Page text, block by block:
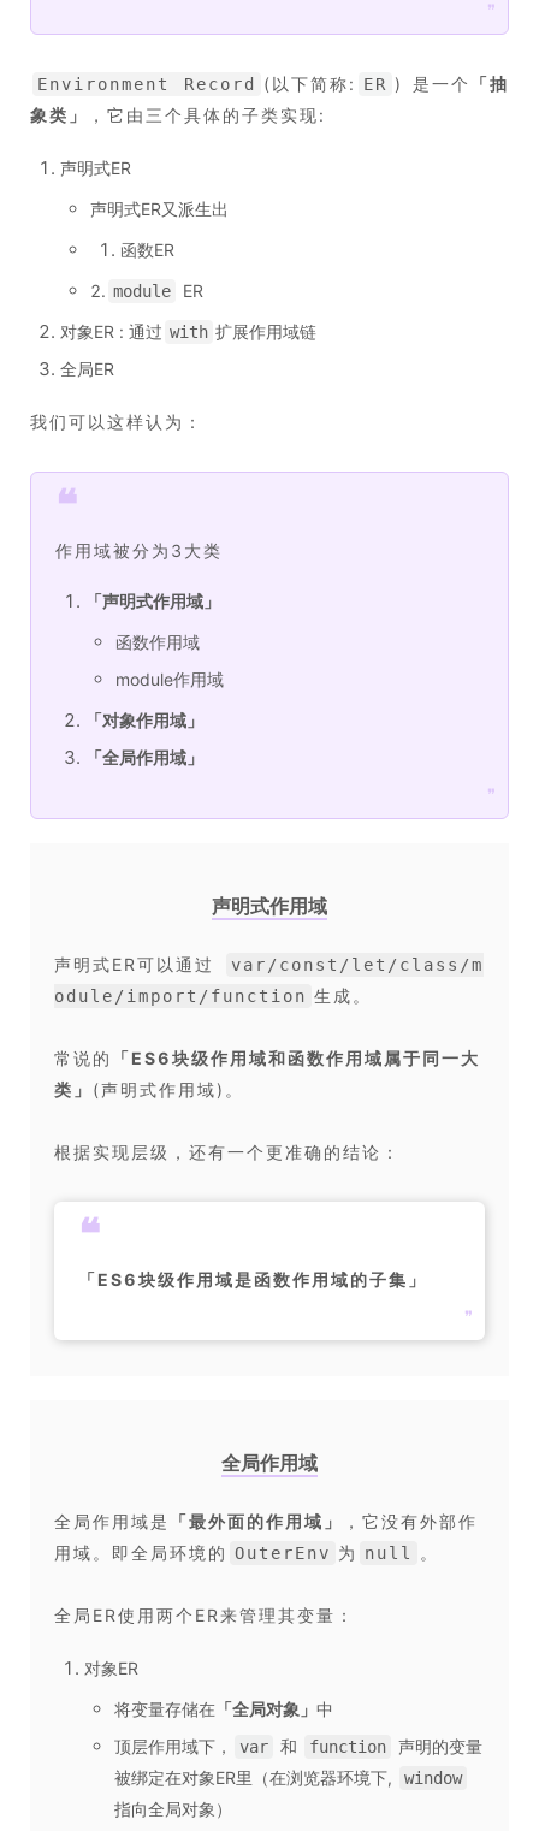
❞
Environment Record (以下简称: ER ) 是一个 「抽
象类 」 ，它由三个具体的子类实现:
声明式ER
声明式ER又派生出
函数ER
2. module
ER
对象ER : 通过 with 扩展作用域链
全局ER
我们可以这样认为：
❝
作用域被分为3大类
「声明式作用域 」
函数作用域
module作用域
「对象作用域 」
「全局作用域 」
❞
声明式作用域
声明式ER可以通过
var/const/let/class/m
odule/import/function 生成。
常说的 「ES6块级作用域和函数作用域属于同一大
类 」 (声明式作用域)。
根据实现层级，还有一个更准确的结论：
❝
「ES6块级作用域是函数作用域的子集 」
❞
全局作用域
全局作用域是 「最外面的作用域 」
，它没有外部作
用域。即全局环境的 OuterEnv 为 null 。
全局ER使用两个ER来管理其变量：
对象ER
将变量存储在 「全局对象 」 中
顶层作用域下，
var 和 function
声明的变量
被绑定在对象ER里（在浏览器环境下,
window
指向全局对象）